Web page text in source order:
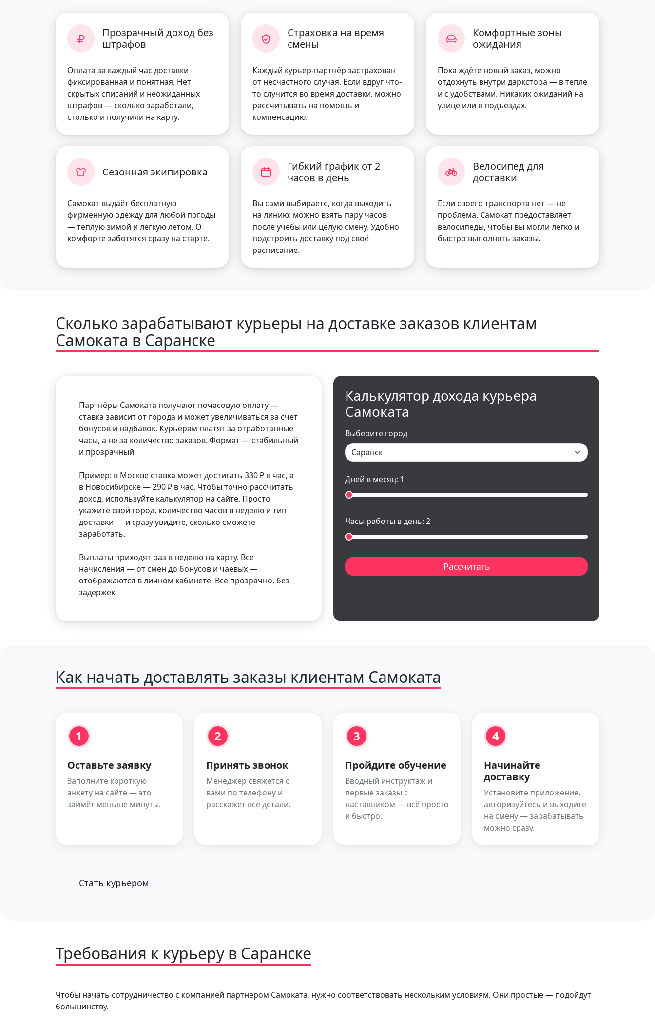
Прозрачный доход без
штрафов
Оплата за каждый час доставки
фиксированная и понятная. Нет
скрытых списаний и неожиданных
штрафов — сколько заработали,
столько и получили на карту.
Страховка на время
смены
Каждый курьер-партнёр застрахован
от несчастного случая. Если вдруг что-
то случится во время доставки, можно
рассчитывать на помощь и
компенсацию.
Комфортные зоны
ожидания
Пока ждёте новый заказ, можно
отдохнуть внутри даркстора — в тепле
и с удобствами. Никаких ожиданий на
улице или в подъездах.
Сезонная экипировка
Самокат выдаёт бесплатную
фирменную одежду для любой погоды
— тёплую зимой и лёгкую летом. О
комфорте заботятся сразу на старте.
Гибкий график от 2
часов в день
Вы сами выбираете, когда выходить
на линию: можно взять пару часов
после учёбы или целую смену. Удобно
подстроить доставку под своё
расписание.
Велосипед для
доставки
Если своего транспорта нет — не
проблема. Самокат предоставляет
велосипеды, чтобы вы могли легко и
быстро выполнять заказы.
Сколько зарабатывают курьеры на доставке заказов клиентам
Самоката в Саранске
Партнёры Самоката получают почасовую оплату —
ставка зависит от города и может увеличиваться за счёт
бонусов и надбавок. Курьерам платят за отработанные
часы, а не за количество заказов. Формат — стабильный
и прозрачный.
Пример: в Москве ставка может достигать 330 ₽ в час, а
в Новосибирске — 290 ₽ в час. Чтобы точно рассчитать
доход, используйте калькулятор на сайте. Просто
укажите свой город, количество часов в неделю и тип
доставки — и сразу увидите, сколько сможете
заработать.
Выплаты приходят раз в неделю на карту. Все
начисления — от смен до бонусов и чаевых —
отображаются в личном кабинете. Всё прозрачно, без
задержек.
Калькулятор дохода курьера
Самоката
Выберите город
Дней в месяц: 1
Часы работы в день: 2
Рассчитать
Как начать доставлять заказы клиентам Самоката
1
Оставьте заявку
Заполните короткую
анкету на сайте — это
займёт меньше минуты.
2
Принять звонок
Менеджер свяжется с
вами по телефону и
расскажет все детали.
3
Пройдите обучение
Вводный инструктаж и
первые заказы с
наставником — всё просто
и быстро.
4
Начинайте
доставку
Установите приложение,
авторизуйтесь и выходите
на смену — зарабатывать
можно сразу.
Стать курьером
Требования к курьеру в Саранске
Чтобы начать сотрудничество с компанией партнером Самоката, нужно соответствовать нескольким условиям. Они простые — подойдут
большинству.